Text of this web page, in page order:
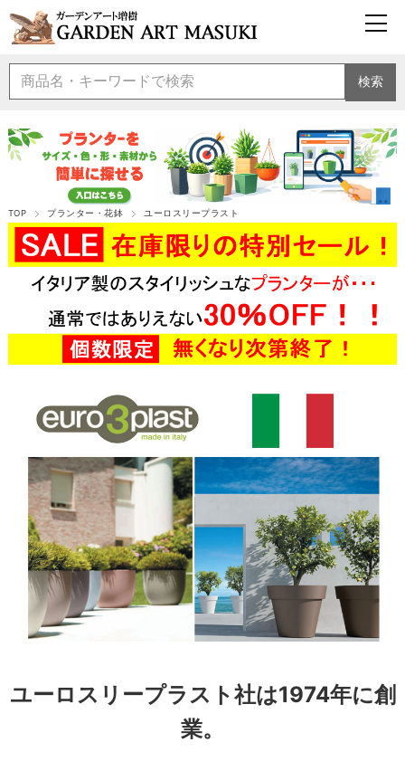
検索
TOP プランター・花鉢 ユーロスリープラスト
ユーロスリープラスト社は1974年に創
業。